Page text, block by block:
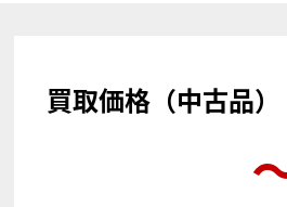
買取価格（中古品）